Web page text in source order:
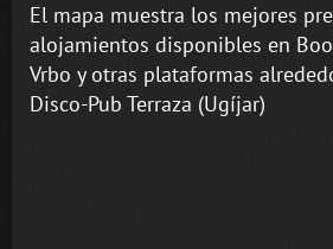
El mapa muestra los mejores
alojamientos disponibles en
Vrbo y otras plataformas
Disco-Pub Terraza (Ugíjar)